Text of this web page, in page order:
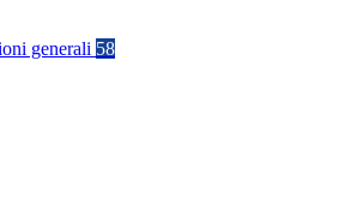
generali 58